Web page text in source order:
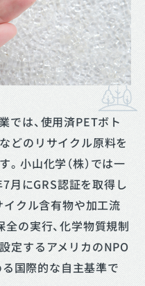
では、使用済PETボト
どのリサイクル原料を
小山化学（株）では一
月にGRS認証を取得し
イクル含有物や加工流
の実行、化学物質規制
定するアメリカのNPO
国際的な自主基準で